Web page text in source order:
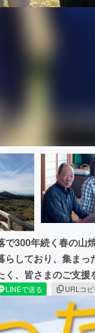
300年続く春の山
しており、集ま
、皆さまのご支援
LINEで送る URLコ